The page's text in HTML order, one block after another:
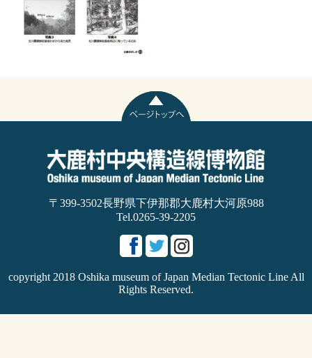
〒399-3502長野県下伊那郡大鹿村大河原988
Tel.0265-39-2205
copyright 2018 Oshika museum of Japan Median Tectonic Line All
Rights Reserved.